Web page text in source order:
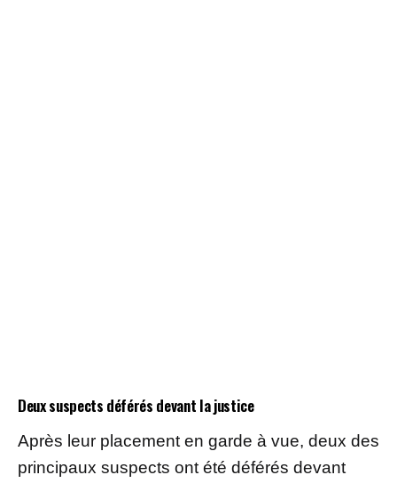
Deux suspects déférés devant la justice
Après leur placement en garde à vue, deux des
principaux suspects ont été déférés devant